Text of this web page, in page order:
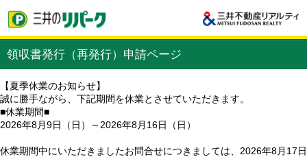
領収書発行（再発行）申請ページ
【夏季休業のお知らせ】
誠に勝手ながら、下記期間を休業とさせていただきます。
■休業期間■
2026年8月9日（日）～2026年8月16日（日）
休業期間中にいただきましたお問合せにつきましては、2026年8月17日